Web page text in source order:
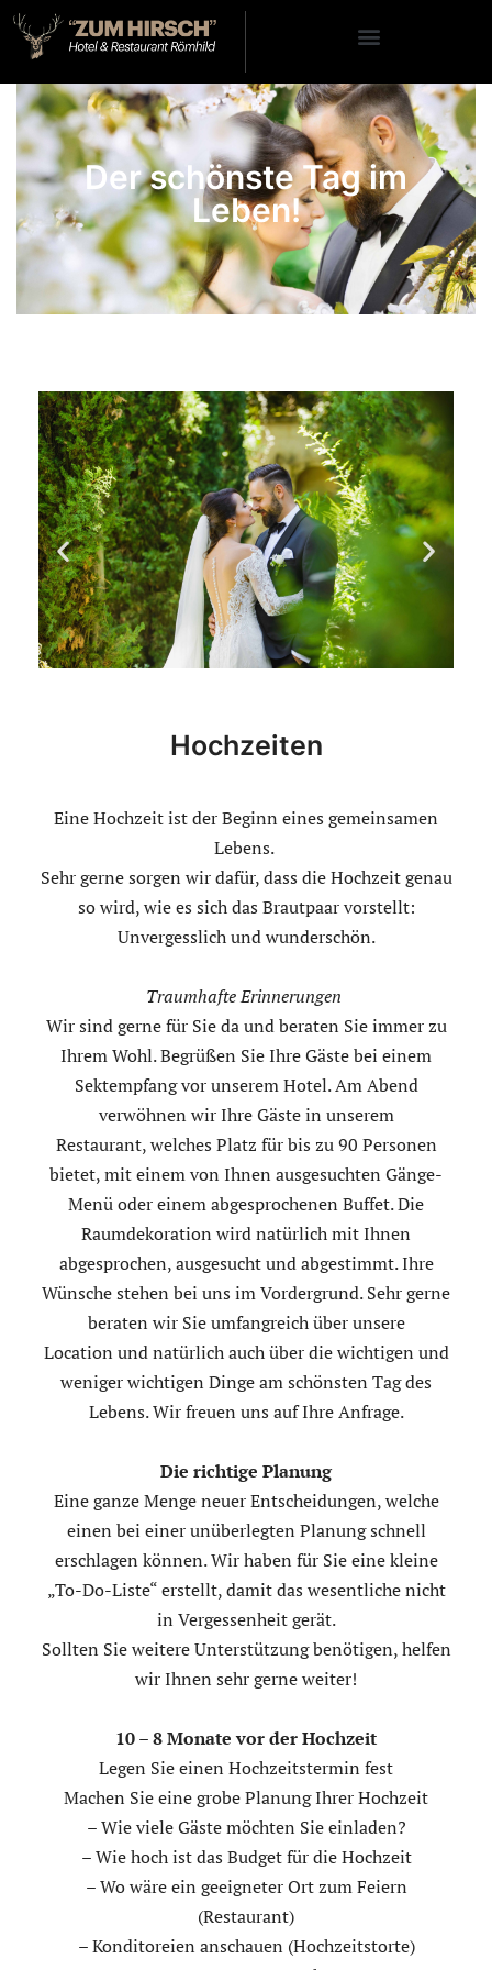
Der schönste Tag im
Leben!
Hochzeiten
Eine Hochzeit ist der Beginn eines gemeinsamen
Lebens.
Sehr gerne sorgen wir dafür, dass die Hochzeit genau
so wird, wie es sich das Brautpaar vorstellt:
Unvergesslich und wunderschön.
Traumhafte Erinnerungen
Wir sind gerne für Sie da und beraten Sie immer zu
Ihrem Wohl. Begrüßen Sie Ihre Gäste bei einem
Sektempfang vor unserem Hotel. Am Abend
verwöhnen wir Ihre Gäste in unserem
Restaurant, welches Platz für bis zu 90 Personen
bietet, mit einem von Ihnen ausgesuchten Gänge-
Menü oder einem abgesprochenen Buffet. Die
Raumdekoration wird natürlich mit Ihnen
abgesprochen, ausgesucht und abgestimmt. Ihre
Wünsche stehen bei uns im Vordergrund. Sehr gerne
beraten wir Sie umfangreich über unsere
Location und natürlich auch über die wichtigen und
weniger wichtigen Dinge am schönsten Tag des
Lebens. Wir freuen uns auf Ihre Anfrage.
Die richtige Planung
Eine ganze Menge neuer Entscheidungen, welche
einen bei einer unüberlegten Planung schnell
erschlagen können. Wir haben für Sie eine kleine
„To-Do-Liste“ erstellt, damit das wesentliche nicht
in Vergessenheit gerät.
Sollten Sie weitere Unterstützung benötigen, helfen
wir Ihnen sehr gerne weiter!
10 – 8 Monate vor der Hochzeit
Legen Sie einen Hochzeitstermin fest
Machen Sie eine grobe Planung Ihrer Hochzeit
– Wie viele Gäste möchten Sie einladen?
– Wie hoch ist das Budget für die Hochzeit
– Wo wäre ein geeigneter Ort zum Feiern
(Restaurant)
– Konditoreien anschauen (Hochzeitstorte)